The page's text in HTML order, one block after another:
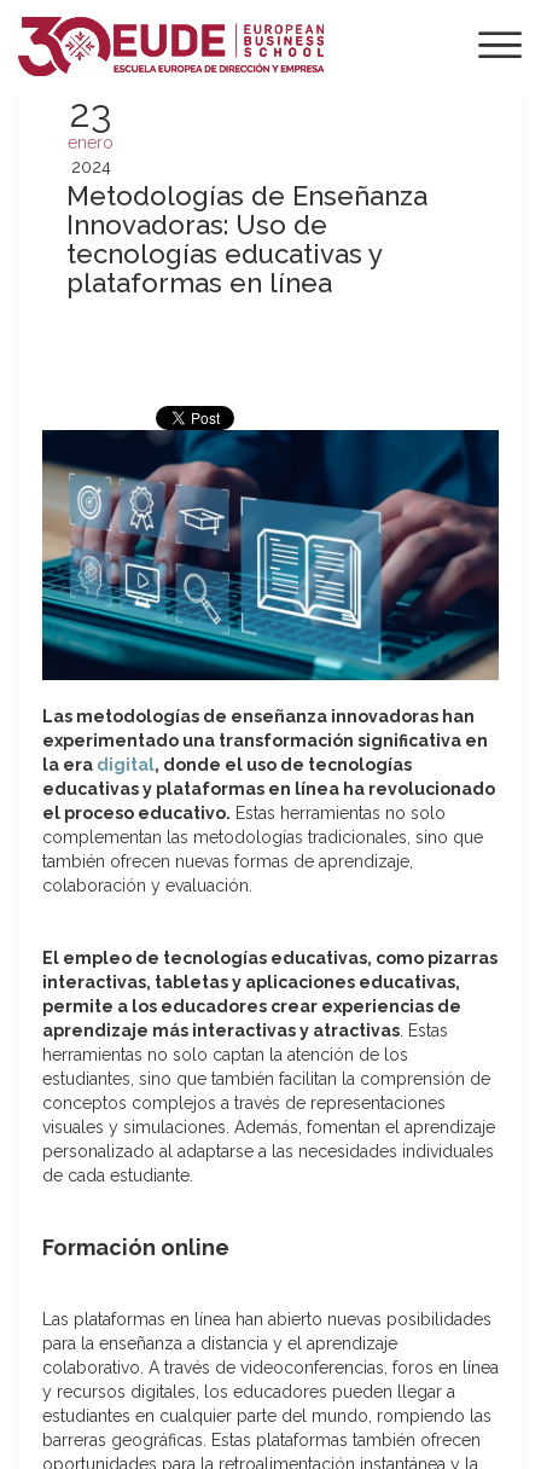
23
enero
2024
Metodologías de Enseñanza
Innovadoras: Uso de
tecnologías educativas y
plataformas en línea
Las metodologías de enseñanza innovadoras han
experimentado una transformación significativa en
la era digital, donde el uso de tecnologías
educativas y plataformas en línea ha revolucionado
el proceso educativo. Estas herramientas no solo
complementan las metodologías tradicionales, sino que
también ofrecen nuevas formas de aprendizaje,
colaboración y evaluación.
El empleo de tecnologías educativas, como pizarras
interactivas, tabletas y aplicaciones educativas,
permite a los educadores crear experiencias de
aprendizaje más interactivas y atractivas. Estas
herramientas no solo captan la atención de los
estudiantes, sino que también facilitan la comprensión de
conceptos complejos a través de representaciones
visuales y simulaciones. Además, fomentan el aprendizaje
personalizado al adaptarse a las necesidades individuales
de cada estudiante.
Formación online
Las plataformas en línea han abierto nuevas posibilidades
para la enseñanza a distancia y el aprendizaje
colaborativo. A través de videoconferencias, foros en línea
y recursos digitales, los educadores pueden llegar a
estudiantes en cualquier parte del mundo, rompiendo las
barreras geográficas. Estas plataformas también ofrecen
oportunidades para la retroalimentación instantánea y la